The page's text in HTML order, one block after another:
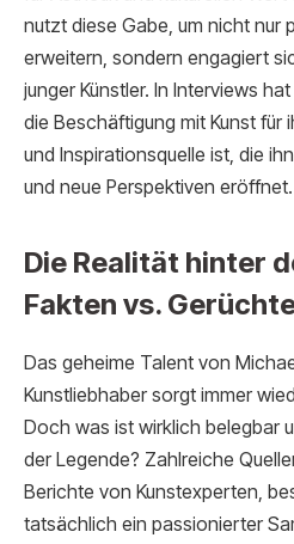
nutzt diese Gabe, um nicht nur
erweitern, sondern engagiert
junger Künstler. In Interviews
die Beschäftigung mit Kunst für
und Inspirationsquelle ist, die
und neue Perspektiven eröffnet.
Die Realität hinter
Fakten vs.
Das geheime Talent von
Kunstliebhaber sorgt immer
Doch was ist wirklich belegbar
der Legende? Zahlreiche
Berichte von Kunstexperten,
tatsächlich ein passionierter